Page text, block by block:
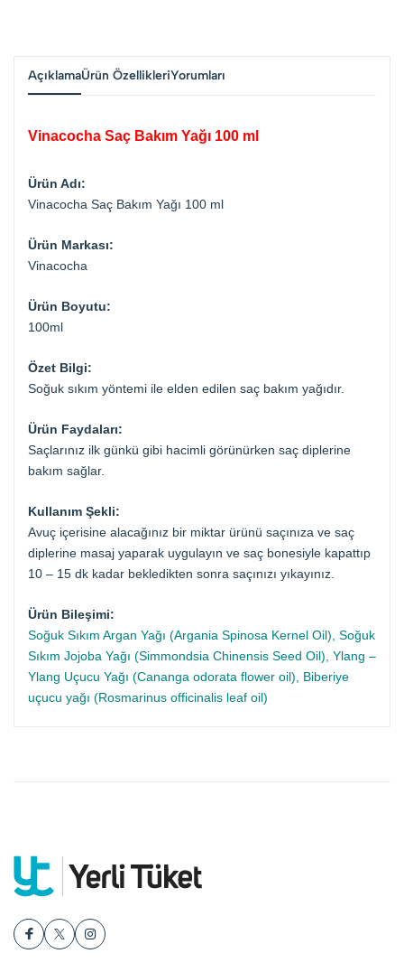
AçıklamaÜrün ÖzellikleriYorumları
Vinacocha Saç Bakım Yağı 100 ml
Ürün Adı:
Vinacocha Saç Bakım Yağı 100 ml
Ürün Markası:
Vinacocha
Ürün Boyutu:
100ml
Özet Bilgi:
Soğuk sıkım yöntemi ile elden edilen saç bakım yağıdır.
Ürün Faydaları:
Saçlarınız ilk günkü gibi hacimli görünürken saç diplerine
bakım sağlar.
Kullanım Şekli:
Avuç içerisine alacağınız bir miktar ürünü saçınıza ve saç
diplerine masaj yaparak uygulayın ve saç bonesiyle kapattıp
10 – 15 dk kadar bekledikten sonra saçınızı yıkayınız.
Ürün Bileşimi:
Soğuk Sıkım Argan Yağı (Argania Spinosa Kernel Oil), Soğuk
Sıkım Jojoba Yağı (Simmondsia Chinensis Seed Oil), Ylang –
Ylang Uçucu Yağı (Cananga odorata flower oil), Biberiye
uçucu yağı (Rosmarinus officinalis leaf oil)